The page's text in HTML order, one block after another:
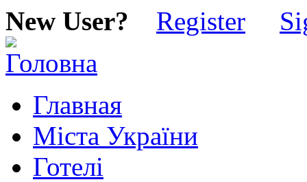
New User? Register
Главная
Міста України
Готелі